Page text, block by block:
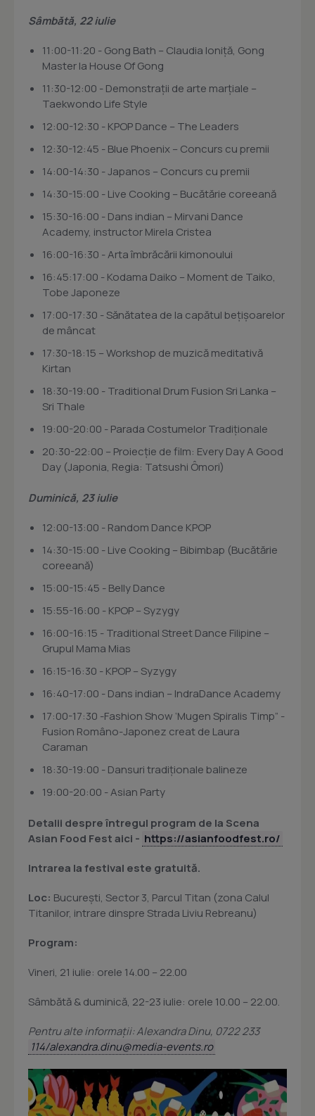
Sâmbătă, 22 iulie
11:00-11:20 - Gong Bath – Claudia Ioniță, Gong
Master la House Of Gong
11:30-12:00 - Demonstrații de arte marțiale –
Taekwondo Life Style
12:00-12:30 - KPOP Dance – The Leaders
12:30-12:45 - Blue Phoenix – Concurs cu premii
14:00-14:30 - Japanos – Concurs cu premii
14:30-15:00 - Live Cooking – Bucătărie coreeană
15:30-16:00 - Dans indian – Mirvani Dance
Academy, instructor Mirela Cristea
16:00-16:30 - Arta îmbrăcării kimonoului
16:45:17:00 - Kodama Daiko – Moment de Taiko,
Tobe Japoneze
17:00-17:30 - Sănătatea de la capătul bețișoarelor
de mâncat
17:30-18:15 – Workshop de muzică meditativă
Kirtan
18:30-19:00 - Traditional Drum Fusion Sri Lanka –
Sri Thale
19:00-20:00 - Parada Costumelor Tradiționale
20:30-22:00 – Proiecție de film: Every Day A Good
Day (Japonia, Regia: Tatsushi Ômori)
Duminică, 23 iulie
12:00-13:00 - Random Dance KPOP
14:30-15:00 - Live Cooking – Bibimbap (Bucătărie
coreeană)
15:00-15:45 - Belly Dance
15:55-16:00 - KPOP – Syzygy
16:00-16:15 - Traditional Street Dance Filipine –
Grupul Mama Mias
16:15-16:30 - KPOP – Syzygy
16:40-17:00 - Dans indian – IndraDance Academy
17:00-17:30 -Fashion Show ‘Mugen Spiralis Timp” -
Fusion Româno-Japonez creat de Laura
Caraman
18:30-19:00 - Dansuri tradiționale balineze
19:00-20:00 - Asian Party
Detalii despre întregul program de la Scena
Asian Food Fest aici - https://asianfoodfest.ro/
Intrarea la festival este gratuită.
Loc: București, Sector 3, Parcul Titan (zona Calul
Titanilor, intrare dinspre Strada Liviu Rebreanu)
Program:
Vineri, 21 iulie: orele 14.00 – 22.00
Sâmbătă & duminică, 22-23 iulie: orele 10.00 – 22.00.
Pentru alte informații: Alexandra Dinu, 0722 233
114/alexandra.dinu@media-events.ro